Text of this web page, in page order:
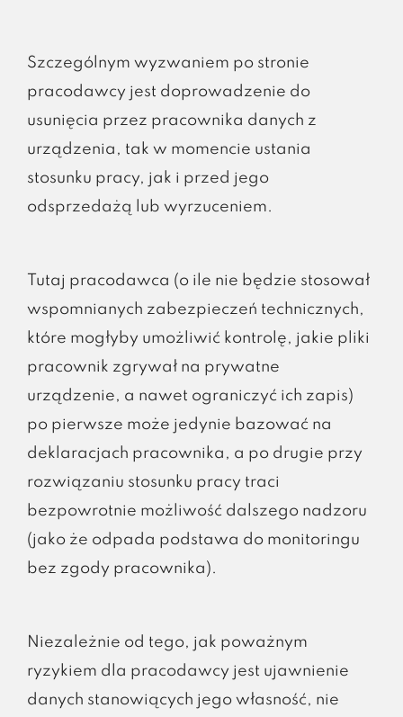
Szczególnym wyzwaniem po stronie
pracodawcy jest doprowadzenie do
usunięcia przez pracownika danych z
urządzenia, tak w momencie ustania
stosunku pracy, jak i przed jego
odsprzedażą lub wyrzuceniem.
Tutaj pracodawca (o ile nie będzie stosował
wspomnianych zabezpieczeń technicznych,
które mogłyby umożliwić kontrolę, jakie pliki
pracownik zgrywał na prywatne
urządzenie, a nawet ograniczyć ich zapis)
po pierwsze może jedynie bazować na
deklaracjach pracownika, a po drugie przy
rozwiązaniu stosunku pracy traci
bezpowrotnie możliwość dalszego nadzoru
(jako że odpada podstawa do monitoringu
bez zgody pracownika).
Niezależnie od tego, jak poważnym
ryzykiem dla pracodawcy jest ujawnienie
danych stanowiących jego własność, nie